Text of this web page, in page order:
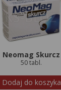
Neomag Skurcz
50 tabl.
Dodaj do koszyka